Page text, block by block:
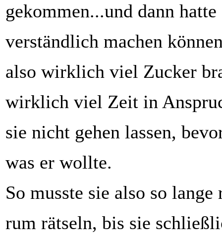
gekommen...und dann
verständlich machen
also wirklich viel Zucker
wirklich viel Zeit in
sie nicht gehen lassen,
was er wollte.
So musste sie also so
rum rätseln, bis sie